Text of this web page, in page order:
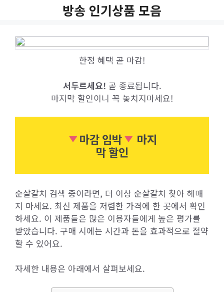
방송 인기상품 모음
한정 혜택 곧 마감!
서두르세요! 곧 종료됩니다.
마지막 할인이니 꼭 놓치지마세요!
마감 임박
마지
막 할인
순살갈치 검색 중이라면, 더 이상 순살갈치 찾아 헤매
지 마세요. 최신 제품을 저렴한 가격에 한 곳에서 확인
하세요. 이 제품들은 많은 이용자들에게 높은 평가를
받았습니다. 구매 시에는 시간과 돈을 효과적으로 절약
할 수 있어요.
자세한 내용은 아래에서 살펴보세요.